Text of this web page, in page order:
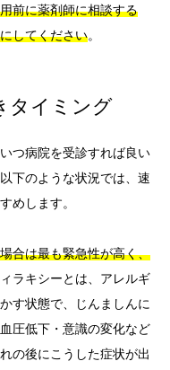
前に薬剤師に相談する
してください。
タイミング
つ病院を受診すれば良い
下のような状況では、速
めします。
合は最も緊急性が高く、
ラキシーとは、アレルギ
す状態で、じんましんに
圧低下・意識の変化など
の後にこうした症状が出